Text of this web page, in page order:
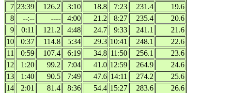
7 23:39 126.2 3:10 18.8 7:23 231.4
19.6
8
--:-- ---- 4:00 21.2 8:27 235.4
20.6
9
0:11 121.2 4:48 24.7 9:33 241.1
21.6
10
0:37 114.8 5:34 29.3 10:41 248.1
22.6
11
0:59 107.4 6:19 34.8 11:50 256.1
23.6
12
1:20 99.2 7:04 41.0 12:59 264.9
24.6
13
1:40 90.5 7:49 47.6 14:11 274.2
25.6
14
2:01 81.4 8:36 54.4 15:27 283.6
26.6